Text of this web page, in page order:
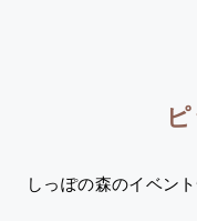
しっぽの森のイベン